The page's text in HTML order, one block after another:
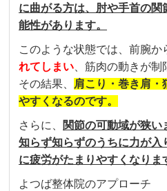
に曲がる方は、肘や手首の
能性があります。
このような状態では、前腕か
れてしまい 、筋肉の動きが制
その結果、
肩こり・巻き肩・
やすくなるのです。
さらに、
関節の可動域が狭い
知らず知らずのうちに力が入
に疲労がたまりやすくなりま
よつば整体院のアプローチ